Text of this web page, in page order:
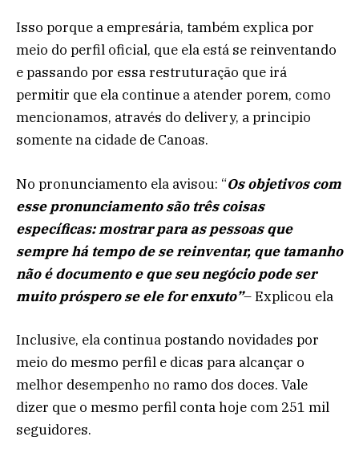
Isso porque a empresária, também explica por
meio do perfil oficial, que ela está se reinventando
e passando por essa restruturação que irá
permitir que ela continue a atender porem, como
mencionamos, através do delivery, a principio
somente na cidade de Canoas.
No pronunciamento ela avisou: “Os objetivos com
esse pronunciamento são três coisas
específicas: mostrar para as pessoas que
sempre há tempo de se reinventar, que tamanho
não é documento e que seu negócio pode ser
muito próspero se ele for enxuto”– Explicou ela
Inclusive, ela continua postando novidades por
meio do mesmo perfil e dicas para alcançar o
melhor desempenho no ramo dos doces. Vale
dizer que o mesmo perfil conta hoje com 251 mil
seguidores.